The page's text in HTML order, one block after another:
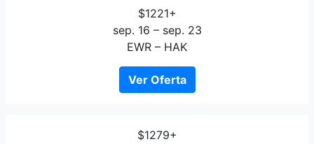
$1221+
sep. 16 – sep. 23
EWR – HAK
Ver Oferta
$1279+